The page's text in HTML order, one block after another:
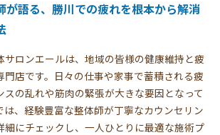
が語る、勝川での疲れを根本から解消
サロンエールは、地域の皆様の健康維持と疲
門店です。日々の仕事や家事で蓄積される疲
の乱れや筋肉の緊張が大きな要因となって
は、経験豊富な整体師が丁寧なカウンセリン
細にチェックし、一人ひとりに最適な施術プ